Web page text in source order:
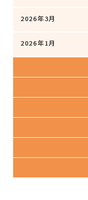
2026年3月
2026年1月